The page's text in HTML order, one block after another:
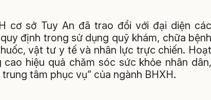
cơ sở Tuy An đã trao đổi với đại diện các
định trong sử dụng quỹ khám, chữa bệnh
vật tư y tế và nhân lực trực chiến. Hoạt
hiệu quả chăm sóc sức khỏe nhân dân,
tâm phục vụ” của ngành BHXH.